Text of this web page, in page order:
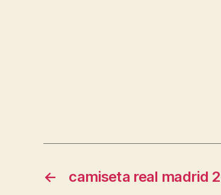
← camiseta real madrid